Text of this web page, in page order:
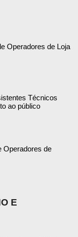
Operadores de Loja
Técnicos
ao público
Operadores de
E